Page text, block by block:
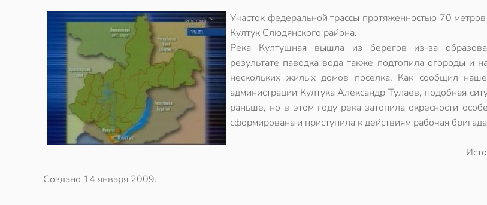
Участок федеральной трассы протяженностью 70
Култук Слюдянского района.
Река Култушная вышла из берегов из-за
результате паводка вода также подтопила огороды и
нескольких жилых домов поселка. Как сообщил
администрации Култука Александр Тулаев, подобная
раньше, но в этом году река затопила окресности
сформирована и приступила к действиям рабочая
Создано 14 января 2009.